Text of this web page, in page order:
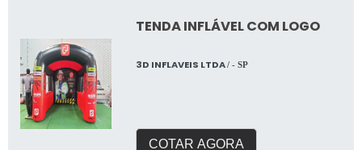
TENDA INFLÁVEL COM LOGO
3D INFLAVEIS LTDA/ - SP
COTAR AGORA